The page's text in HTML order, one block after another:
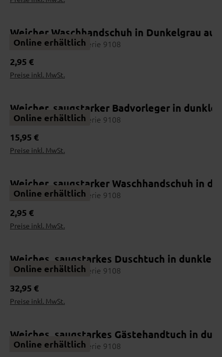
Online erhältlich
Weicher Waschhandschuh in Dunkelgrau
Interliving Handtuch Serie 9108
Regulärer Preis:
2,95 €
Preise inkl. MwSt.
Online erhältlich
Weicher, saugstarker Badvorleger in
Interliving Handtuch Serie 9108
Regulärer Preis:
15,95 €
Preise inkl. MwSt.
Online erhältlich
Weicher, saugstarker Waschhandschuh in
Interliving Handtuch Serie 9108
Regulärer Preis:
2,95 €
Preise inkl. MwSt.
Online erhältlich
Weiches, saugstarkes Duschtuch in
Interliving Handtuch Serie 9108
Regulärer Preis:
32,95 €
Preise inkl. MwSt.
Online erhältlich
Weiches, saugstarkes Gästehandtuch in
Interliving Handtuch Serie 9108